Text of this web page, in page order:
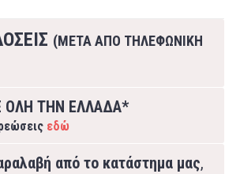
(ΜΕΤΑ ΑΠΟ ΤΗΛΕΦΩΝΙΚΗ
ΟΛΗ ΤΗΝ ΕΛΛΑΔΑ*
εδώ
από το κατάστημα μας,